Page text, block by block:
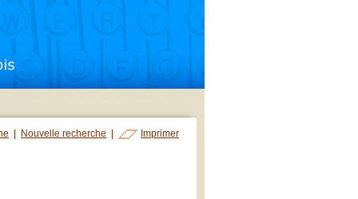
Nouvelle recherche Imprimer